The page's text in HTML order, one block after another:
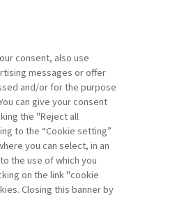
FacebookTwitterLinkedin
consent, also use
messages or offer
and/or for the purpose
can give your consent
the "Reject all
to the “Cookie setting”
you can select, in an
the use of which you
on the link "cookie
Closing this banner by